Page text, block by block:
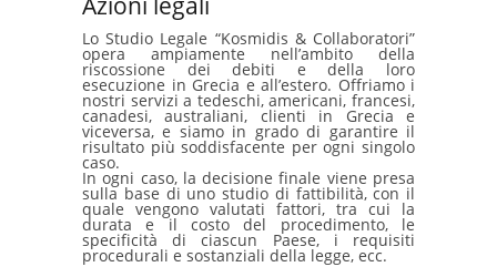
Lo Studio Legale “Kosmidis & Collaboratori”
opera ampiamente nell’ambito della
riscossione dei debiti e della loro
esecuzione in Grecia e all’estero. Offriamo i
nostri servizi a tedeschi, americani, francesi,
canadesi, australiani, clienti in Grecia e
viceversa, e siamo in grado di garantire il
risultato più soddisfacente per ogni singolo
caso.
In ogni caso, la decisione finale viene presa
sulla base di uno studio di fattibilità, con il
quale vengono valutati fattori, tra cui la
durata e il costo del procedimento, le
specificità di ciascun Paese, i requisiti
procedurali e sostanziali della legge, ecc.